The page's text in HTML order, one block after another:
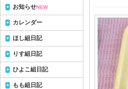
お知らせNEW
カレンダー
ほし組日記
りす組日記
ひよこ組日記
もも組日記